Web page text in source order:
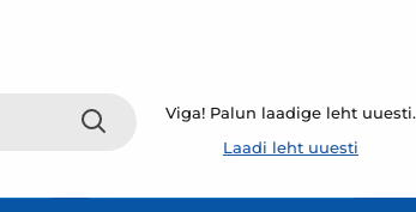
Viga! Palun laadige leht uuesti.
Laadi leht uuesti